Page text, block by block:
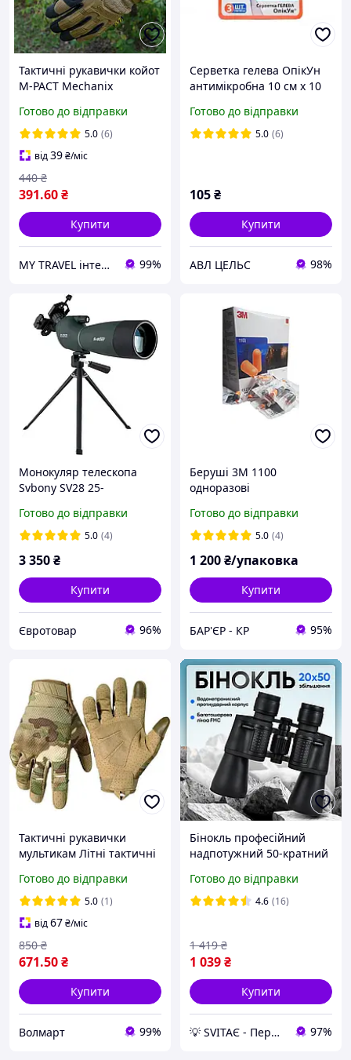
Тактичні рукавички койот
M-PACT Mechanix
рукавички койот рукавиці
з пальцями довгі
рукавиці M-PACT
Готово до відправки
5.0 (6)
від39₴/міс
391.60₴
440 ₴
Купити
MY TRAVEL інтернет-магазин сумок, одягу та аксесуарів 99%
Серветка гелева ОпікУн
антимікробна 10 см х 10
Готово до відправки
5.0 (6)
105₴
Купити
АВЛ ЦЕЛЬС 98%
Монокуляр телескопа
Svbony SV28 25-
смартфона+штатив
Готово до відправки
5.0 (4)
3 350₴
Купити
Євротовар 96%
Беруші 3M 1100
одноразові
Готово до відправки
5.0 (4)
1 200₴/упаковка
Купити
БАР'ЄР - КР 95%
Тактичні рукавички
мультикам Літні тактичні
рукавиці мультикам
Готово до відправки
5.0 (1)
від67₴/міс
671.50₴
850 ₴
Купити
Волмарт 99%
Бінокль професійний
надпотужний 50-кратний
вологозахищений
прогумований з сумкою
Готово до відправки
4.6 (16)
1 039₴
1 419 ₴
Купити
💡 SVITAЄ - Перевірена техніка для дому та гаджети для догляду за собою 97%